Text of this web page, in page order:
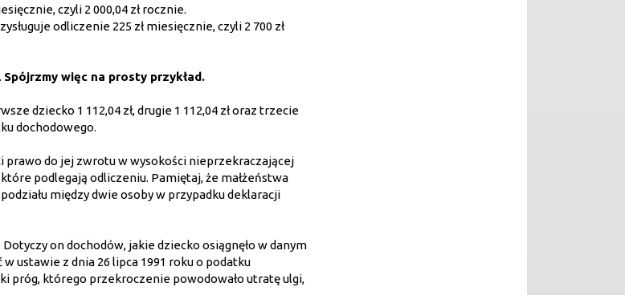
czyli 2 000,04 zł rocznie.
odliczenie 225 zł miesięcznie, czyli 2 700 zł
Spójrzmy więc na prosty przykład.
dziecko 1 112,04 zł, drugie 1 112,04 zł oraz trzecie
dochodowego.
prawo do jej zwrotu w wysokości nieprzekraczającej
podlegają odliczeniu. Pamiętaj, że małżeństwa
między dwie osoby w przypadku deklaracji
on dochodów, jakie dziecko osiągnęło w danym
ustawie z dnia 26 lipca 1991 roku o podatku
próg, którego przekroczenie powodowało utratę ulgi,